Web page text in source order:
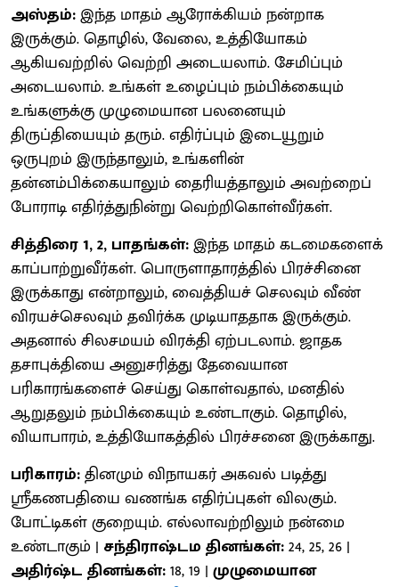
அஸ்தம்:இந்த மாதம் ஆரோக்கியம் நன்றாக
இருக்கும். தொழில், வேலை, உத்தியோகம்
ஆகியவற்றில் வெற்றி அடையலாம். சேமிப்பும்
அடையலாம். உங்கள் உழைப்பும் நம்பிக்கையும்
உங்களுக்கு முழுமையான பலனையும்
திருப்தியையும் தரும். எதிர்ப்பும் இடையூறும்
ஒருபுறம் இருந்தாலும், உங்களின்
தன்னம்பிக்கையாலும் தைரியத்தாலும் அவற்றைப்
போராடி எதிர்த்துநின்று வெற்றிகொள்வீர்கள்.
சித்திரை 1, 2, பாதங்கள்:இந்த மாதம் கடமைகளைக்
காப்பாற்றுவீர்கள். பொருளாதாரத்தில் பிரச்சினை
இருக்காது என்றாலும், வைத்தியச் செலவும் வீண்
விரயச்செலவும் தவிர்க்க முடியாததாக இருக்கும்.
அதனால் சிலசமயம் விரக்தி ஏற்படலாம். ஜாதக
தசாபுக்தியை அனுசரித்து தேவையான
பரிகாரங்களைச் செய்து கொள்வதால், மனதில்
ஆறுதலும் நம்பிக்கையும் உண்டாகும். தொழில்,
வியாபாரம், உத்தியோகத்தில் பிரச்சனை இருக்காது.
பரிகாரம்:தினமும் விநாயகர் அகவல் படித்து
ஸ்ரீகணபதியை வணங்க எதிர்ப்புகள் விலகும்.
போட்டிகள் குறையும். எல்லாவற்றிலும் நன்மை
உண்டாகும் | சந்திராஷ்டம தினங்கள்:24, 25, 26 |
அதிர்ஷ்ட தினங்கள்:18, 19 | முழுமையான